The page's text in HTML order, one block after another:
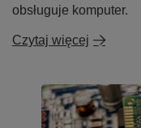
obsługuje komputer.
Czytaj więcej